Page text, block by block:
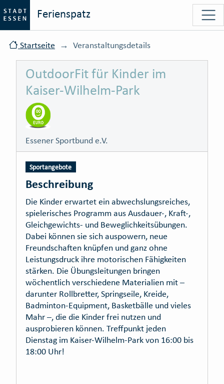
Ferienspatz
Startseite Veranstaltungsdetails
OutdoorFit für Kinder im
Kaiser-Wilhelm-Park
Essener Sportbund e.V.
Sportangebote
Beschreibung
Die Kinder erwartet ein abwechslungsreiches,
spielerisches Programm aus Ausdauer-, Kraft-,
Gleichgewichts- und Beweglichkeitsübungen.
Dabei können sie sich auspowern, neue
Freundschaften knüpfen und ganz ohne
Leistungsdruck ihre motorischen Fähigkeiten
stärken. Die Übungsleitungen bringen
wöchentlich verschiedene Materialien mit –
darunter Rollbretter, Springseile, Kreide,
Badminton-Equipment, Basketbälle und vieles
Mahr –, die die Kinder frei nutzen und
ausprobieren können. Treffpunkt jeden
Dienstag im Kaiser-Wilhelm-Park von 16:00 bis
18:00 Uhr!